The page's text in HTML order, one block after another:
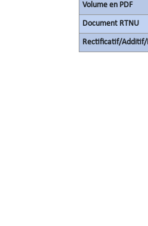
Volume en PDF
Document RTNU
Rectificatif/